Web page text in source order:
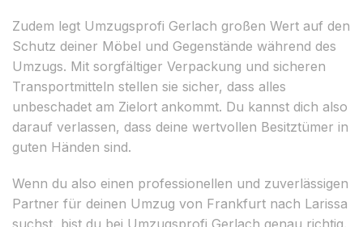
Zudem legt Umzugsprofi Gerlach großen Wert auf den
Schutz deiner Möbel und Gegenstände während des
Umzugs. Mit sorgfältiger Verpackung und sicheren
Transportmitteln stellen sie sicher, dass alles
unbeschadet am Zielort ankommt. Du kannst dich also
darauf verlassen, dass deine wertvollen Besitztümer in
guten Händen sind.
Wenn du also einen professionellen und zuverlässigen
Partner für deinen Umzug von Frankfurt nach Larissa
suchst, bist du bei Umzugsprofi Gerlach genau richtig.